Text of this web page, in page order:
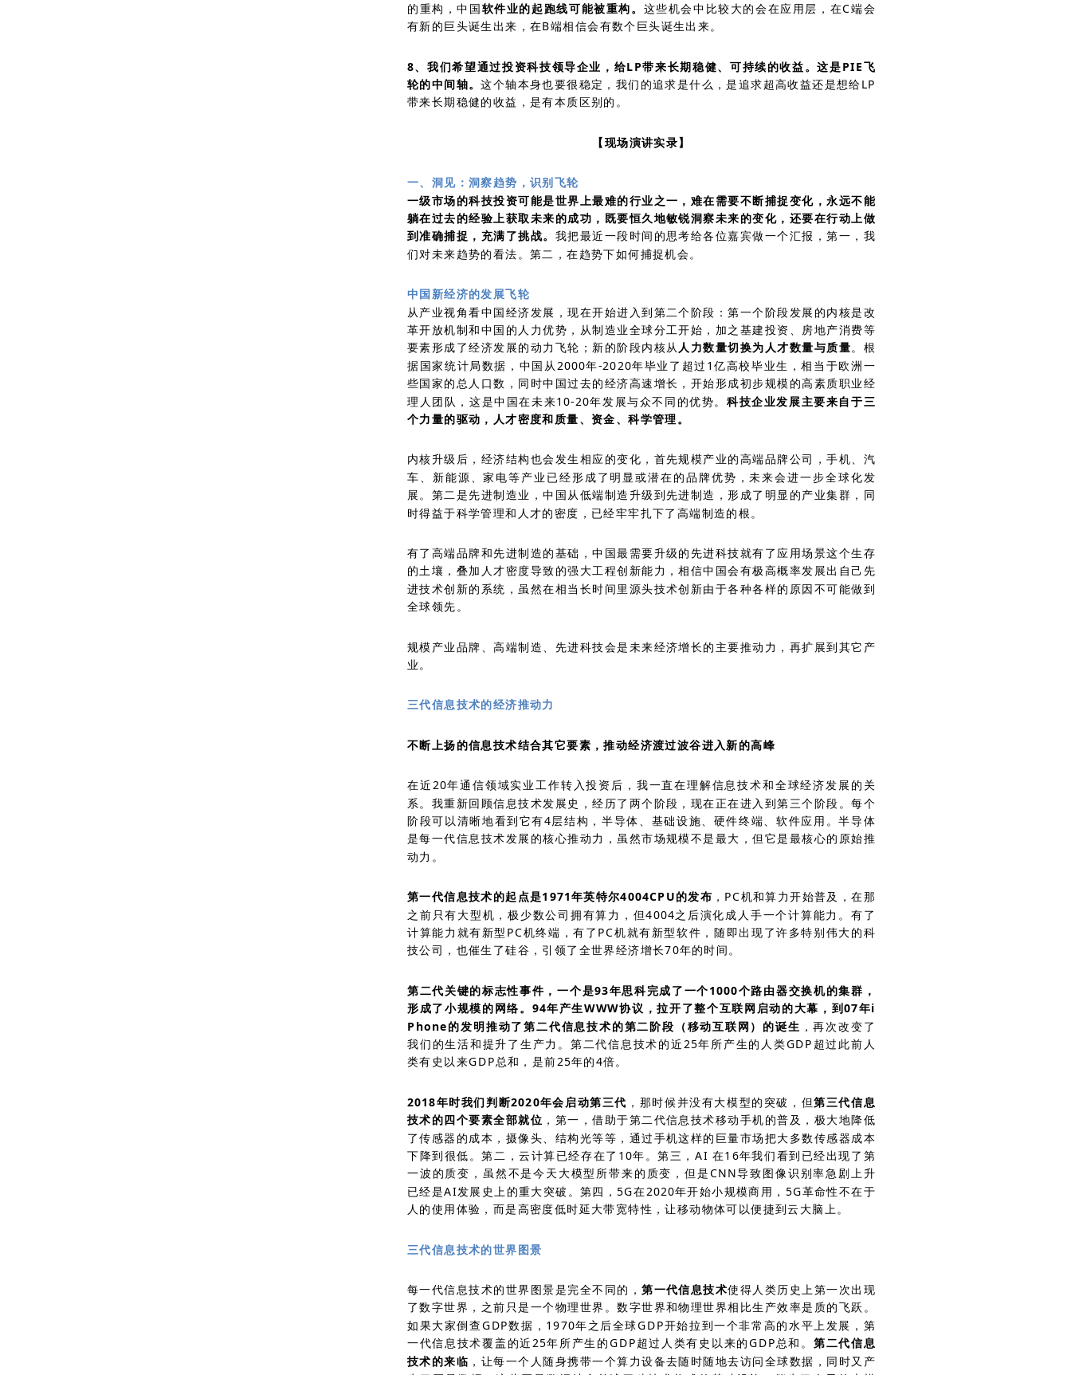
的重构，中国软件业的起跑线可能被重构。 这些机会中比较大的会在应用层，在C端会
有新的巨头诞生出来，在B端相信会有数个巨头诞生出来。
8、我们希望通过投资科技领导企业，给LP带来长期稳健、可持续的收益。这是PIE飞
轮的中间轴。这个轴本身也要很稳定，我们的追求是什么，是追求超高收益还是想给LP
带来长期稳健的收益，是有本质区别的。
【现场演讲实录】
一、洞见：洞察趋势，识别飞轮
一级市场的科技投资可能是世界上最难的行业之一，难在需要不断捕捉变化，永远不能
躺在过去的经验上获取未来的成功，既要恒久地敏锐洞察未来的变化，还要在行动上做
到准确捕捉，充满了挑战。 我把最近一段时间的思考给各位嘉宾做一个汇报，第一，我
们对未来趋势的看法。第二，在趋势下如何捕捉机会。
中国新经济的发展飞轮
从产业视角看中国经济发展，现在开始进入到第二个阶段：第一个阶段发展的内核是改
革开放机制和中国的人力优势，从制造业全球分工开始，加之基建投资、房地产消费等
要素形成了经济发展的动力飞轮；新的阶段内核从 人力数量切换为人才数量与质量。根
据国家统计局数据，中国从2000年-2020年毕业了超过1亿高校毕业生，相当于欧洲一
些国家的总人口数，同时中国过去的经济高速增长，开始形成初步规模的高素质职业经
理人团队，这是中国在未来10-20年发展与众不同的优势。科技企业发展主要来自于三
个力量的驱动，人才密度和质量、资金、科学管理。
内核升级后，经济结构也会发生相应的变化，首先规模产业的高端品牌公司，手机、汽
车、新能源、家电等产业已经形成了明显或潜在的品牌优势，未来会进一步全球化发
展。第二是先进制造业，中国从低端制造升级到先进制造，形成了明显的产业集群，同
时得益于科学管理和人才的密度，已经牢牢扎下了高端制造的根。
有了高端品牌和先进制造的基础，中国最需要升级的先进科技就有了应用场景这个生存
的土壤，叠加人才密度导致的强大工程创新能力，相信中国会有极高概率发展出自己先
进技术创新的系统，虽然在相当长时间里源头技术创新由于各种各样的原因不可能做到
全球领先。
规模产业品牌、高端制造、先进科技会是未来经济增长的主要推动力，再扩展到其它产
业。
三代信息技术的经济推动力
不断上扬的信息技术结合其它要素，推动经济渡过波谷进入新的高峰
在近20年通信领域实业工作转入投资后，我一直在理解信息技术和全球经济发展的关
系。我重新回顾信息技术发展史，经历了两个阶段，现在正在进入到第三个阶段。每个
阶段可以清晰地看到它有4层结构，半导体、基础设施、硬件终端、软件应用。半导体
是每一代信息技术发展的核心推动力，虽然市场规模不是最大，但它是最核心的原始推
动力。
第一代信息技术的起点是1971年英特尔4004CPU的发布 ，PC机和算力开始普及，在那
之前只有大型机，极少数公司拥有算力，但4004之后演化成人手一个计算能力。有了
计算能力就有新型PC机终端，有了PC机就有新型软件，随即出现了许多特别伟大的科
技公司，也催生了硅谷，引领了全世界经济增长70年的时间。
第二代关键的标志性事件，一个是93年思科完成了一个1000个路由器交换机的集群，
形成了小规模的网络。94年产生WWW协议，拉开了整个互联网启动的大幕，到07年i
Phone的发明推动了第二代信息技术的第二阶段（移动互联网）的诞生 ，再次改变了
我们的生活和提升了生产力。第二代信息技术的近25年所产生的人类GDP超过此前人
类有史以来GDP总和，是前25年的4倍。
2018年时我们判断2020年会启动第三代 ，那时候并没有大模型的突破，但第三代信息
技术的四个要素全部就位 ，第一，借助于第二代信息技术移动手机的普及，极大地降低
了传感器的成本，摄像头、结构光等等，通过手机这样的巨量市场把大多数传感器成本
下降到很低。第二，云计算已经存在了10年。第三，AI 在16年我们看到已经出现了第
一波的质变，虽然不是今天大模型所带来的质变，但是CNN导致图像识别率急剧上升
已经是AI发展史上的重大突破。第四，5G在2020年开始小规模商用，5G革命性不在于
人的使用体验，而是高密度低时延大带宽特性，让移动物体可以便捷到云大脑上。
三代信息技术的世界图景
每一代信息技术的世界图景是完全不同的，第一代信息技术使得人类历史上第一次出现
了数字世界，之前只是一个物理世界。数字世界和物理世界相比生产效率是质的飞跃。
如果大家倒查GDP数据，1970年之后全球GDP开始拉到一个非常高的水平上发展，第
一代信息技术覆盖的近25年所产生的GDP超过人类有史以来的GDP总和。 第二代信息
技术的来临 ，让每一个人随身携带一个算力设备去随时随地去访问全球数据，同时又产